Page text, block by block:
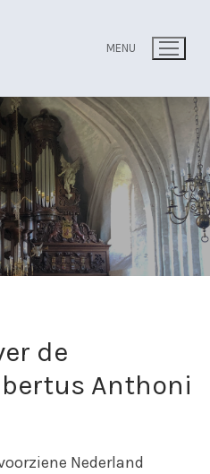
MENU
de
Anthoni
Nederland